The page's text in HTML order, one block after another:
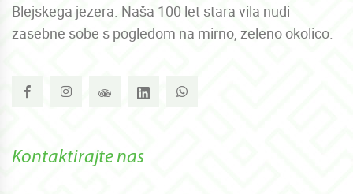
Blejskega jezera. Naša 100 let stara vila nudi
zasebne sobe s pogledom na mirno, zeleno okolico.
Kontaktirajte nas